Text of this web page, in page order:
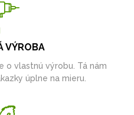
VÝROBA
o vlastnú výrobu. Tá nám
úplne na mieru.